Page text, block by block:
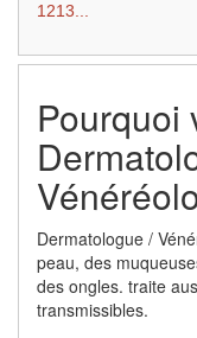
1213...
Pourquoi
Dermatologue /
peau, des
des ongles. traite
transmissibles.